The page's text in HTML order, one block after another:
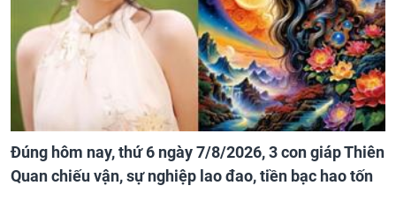
Đúng hôm nay, thứ 6 ngày 7/8/2026, 3 con giáp Thiên
Quan chiếu vận, sự nghiệp lao đao, tiền bạc hao tốn